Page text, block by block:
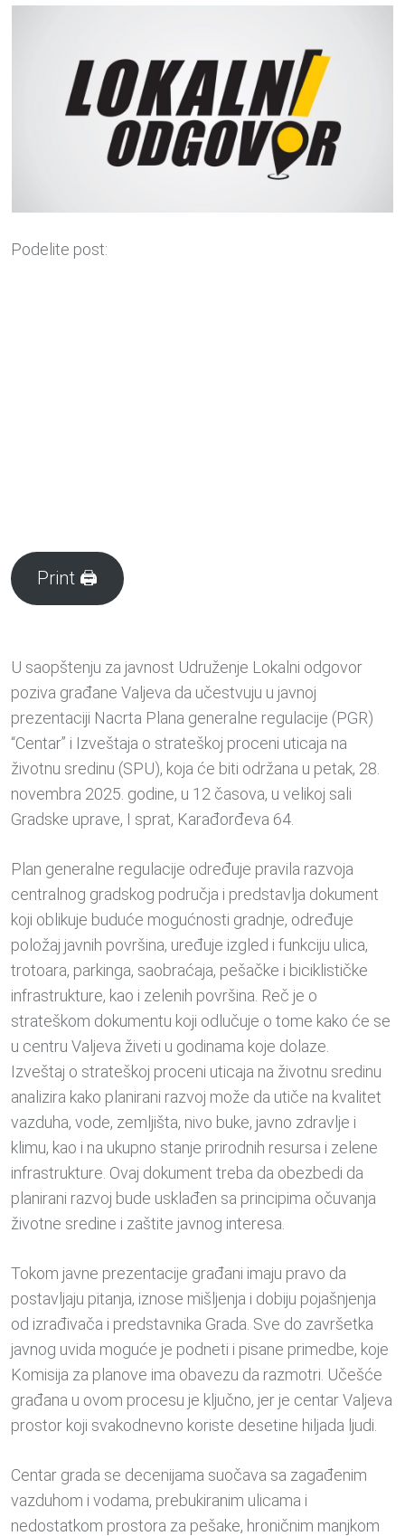
Podelite post:
Print 🖨
U saopštenju za javnost Udruženje Lokalni odgovor
poziva građane Valjeva da učestvuju u javnoj
prezentaciji Nacrta Plana generalne regulacije (PGR)
“Centar” i Izveštaja o strateškoj proceni uticaja na
životnu sredinu (SPU), koja će biti održana u petak, 28.
novembra 2025. godine, u 12 časova, u velikoj sali
Gradske uprave, I sprat, Karađorđeva 64.
Plan generalne regulacije određuje pravila razvoja
centralnog gradskog područja i predstavlja dokument
koji oblikuje buduće mogućnosti gradnje, određuje
položaj javnih površina, uređuje izgled i funkciju ulica,
trotoara, parkinga, saobraćaja, pešačke i biciklističke
infrastrukture, kao i zelenih površina. Reč je o
strateškom dokumentu koji odlučuje o tome kako će se
u centru Valjeva živeti u godinama koje dolaze.
Izveštaj o strateškoj proceni uticaja na životnu sredinu
analizira kako planirani razvoj može da utiče na kvalitet
vazduha, vode, zemljišta, nivo buke, javno zdravlje i
klimu, kao i na ukupno stanje prirodnih resursa i zelene
infrastrukture. Ovaj dokument treba da obezbedi da
planirani razvoj bude usklađen sa principima očuvanja
životne sredine i zaštite javnog interesa.
Tokom javne prezentacije građani imaju pravo da
postavljaju pitanja, iznose mišljenja i dobiju pojašnjenja
od izrađivača i predstavnika Grada. Sve do završetka
javnog uvida moguće je podneti i pisane primedbe, koje
Komisija za planove ima obavezu da razmotri. Učešće
građana u ovom procesu je ključno, jer je centar Valjeva
prostor koji svakodnevno koriste desetine hiljada ljudi.
Centar grada se decenijama suočava sa zagađenim
vazduhom i vodama, prebukiranim ulicama i
nedostatkom prostora za pešake, hroničnim manjkom